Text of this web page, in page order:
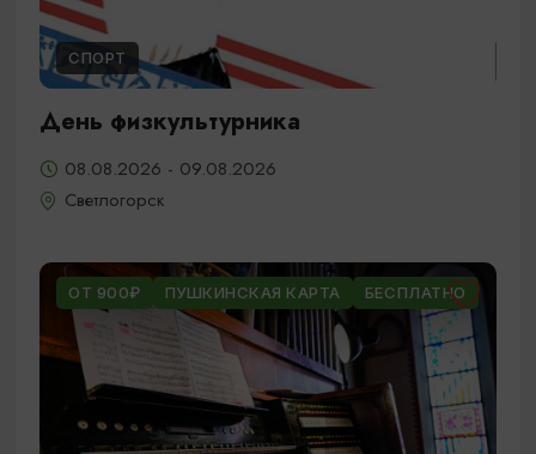
СПОРТ
День физкультурника
08.08.2026 - 09.08.2026
Светлогорск
ОТ 900₽ ПУШКИНСКАЯ КАРТА БЕСПЛАТНО